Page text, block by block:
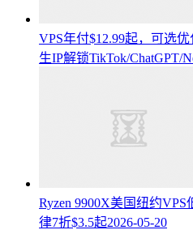
VPS年付$12.99起，可选
生IP解锁TikTok/ChatGPT/
Ryzen 9900X美国纽约
律7折$3.5起2026-05-20